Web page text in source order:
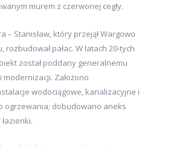
murem z czerwonej cegły.
– Stanisław, który przejął Wargowo
rozbudował pałac. W latach 20-tych
został poddany generalnemu
modernizacji. Założono
wodociągowe, kanalizacyjne i
ogrzewania; dobudowano aneks